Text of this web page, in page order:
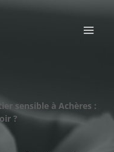
sensible à Achères :
?